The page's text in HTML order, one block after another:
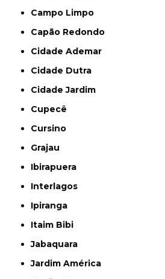
Campo Limpo
Capão Redondo
Cidade Ademar
Cidade Dutra
Cidade Jardim
Cupecê
Cursino
Grajau
Ibirapuera
Interlagos
Ipiranga
Itaim Bibi
Jabaquara
Jardim América